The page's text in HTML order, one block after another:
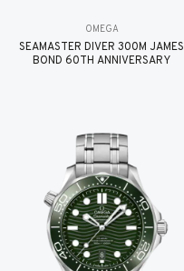
OMEGA
SEAMASTER DIVER 300M JAMES
BOND 60TH ANNIVERSARY